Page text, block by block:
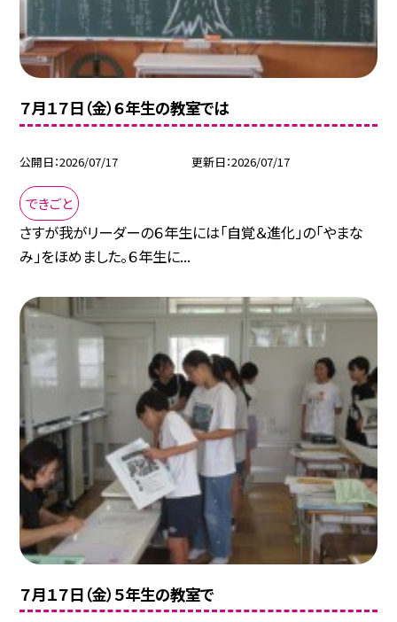
７月１７日（金）６年生の教室では
公開日 2026/07/17 更新日 2026/07/17
できごと
さすが我がリーダーの６年生には「自覚＆進化」の「やまな
み」をほめました。６年生に...
７月１７日（金）５年生の教室で